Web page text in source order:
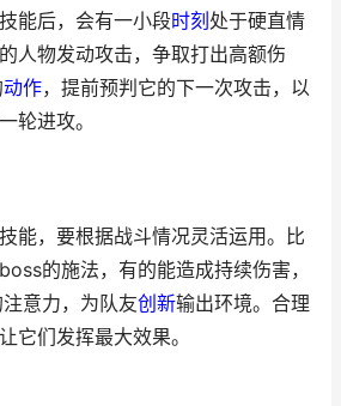
能后，会有一小段时刻 处于硬直情
人物发动攻击，争取打出高额伤
动作，提前预判它的下一次攻击，以
轮进攻。
能，要根据战斗情况灵活运用。比
的施法，有的能造成持续伤害，
意力，为队友创新输出环境。合理
它们发挥最大效果。